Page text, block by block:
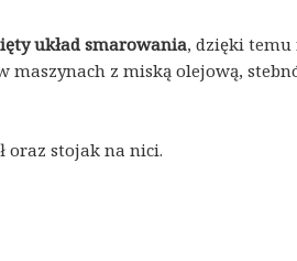
układ smarowania, dzięki
maszynach z miską olejową,
oraz stojak na nici.